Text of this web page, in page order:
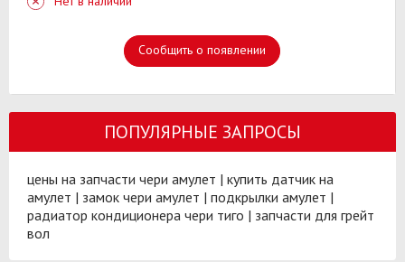
Сообщить о появлении
ПОПУЛЯРНЫЕ ЗАПРОСЫ
цены на запчасти чери амулет | купить датчик на
амулет | замок чери амулет | подкрылки амулет |
радиатор кондиционера чери тиго | запчасти для грейт
вол